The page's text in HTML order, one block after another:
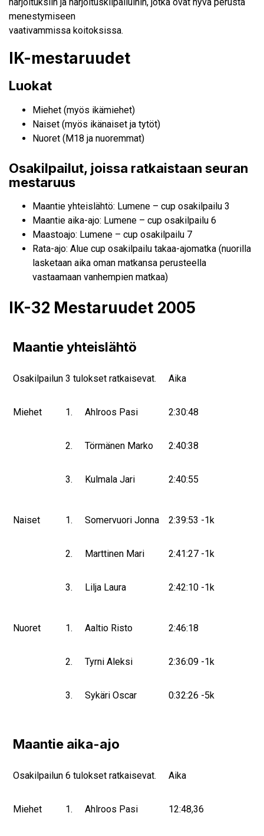
menestymiseen
vaativammissa koitoksissa.
IK-mestaruudet
Luokat
Miehet (myös ikämiehet)
Naiset (myös ikänaiset ja tytöt)
Nuoret (M18 ja nuoremmat)
Osakilpailut, joissa ratkaistaan seuran
mestaruus
Maantie yhteislähtö: Lumene – cup osakilpailu 3
Maantie aika-ajo: Lumene – cup osakilpailu 6
Maastoajo: Lumene – cup osakilpailu 7
Rata-ajo: Alue cup osakilpailu takaa-ajomatka (nuorilla
lasketaan aika oman matkansa perusteella
vastaamaan vanhempien matkaa)
IK-32 Mestaruudet 2005
Maantie yhteislähtö
Osakilpailun 3 tulokset ratkaisevat. Aika
Miehet 1. Ahlroos Pasi 2:30:48
2. Törmänen Marko 2:40:38
3. Kulmala Jari 2:40:55
Naiset 1. Somervuori Jonna 2:39:53 -1k
2. Marttinen Mari 2:41:27 -1k
3. Lilja Laura 2:42:10 -1k
Nuoret 1. Aaltio Risto 2:46:18
2. Tyrni Aleksi 2:36:09 -1k
3. Sykäri Oscar 0:32:26 -5k
Maantie aika-ajo
Osakilpailun 6 tulokset ratkaisevat. Aika
Miehet 1. Ahlroos Pasi 12:48,36